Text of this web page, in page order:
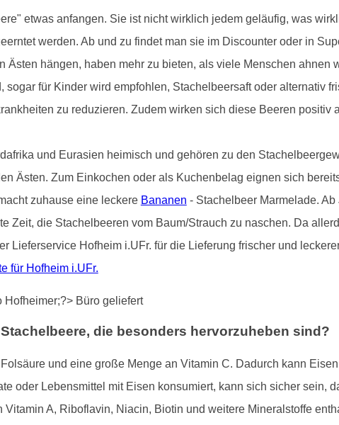
etwas anfangen. Sie ist nicht wirklich jedem geläufig, was
werden. Ab und zu findet man sie im Discounter oder in
Ästen hängen, haben mehr zu bieten, als viele Menschen ahnen
für Kinder wird empfohlen, Stachelbeersaft oder alternativ
zu reduzieren. Zudem wirken sich diese Beeren positiv
und Eurasien heimisch und gehören zu den
Ästen. Zum Einkochen oder als Kuchenbelag eignen sich
zuhause eine leckere Bananen - Stachelbeer Marmelade.
Zeit, die Stachelbeeren vom Baum/Strauch zu naschen. Da
Lieferservice Hofheim i.UFr. für die Lieferung frischer und
für Hofheim i.UFr.
die besonders hervorzuheben sind?
und eine große Menge an Vitamin C. Dadurch kann
oder Lebensmittel mit Eisen konsumiert, kann sich sicher sein,
A, Riboflavin, Niacin, Biotin und weitere Mineralstoffe